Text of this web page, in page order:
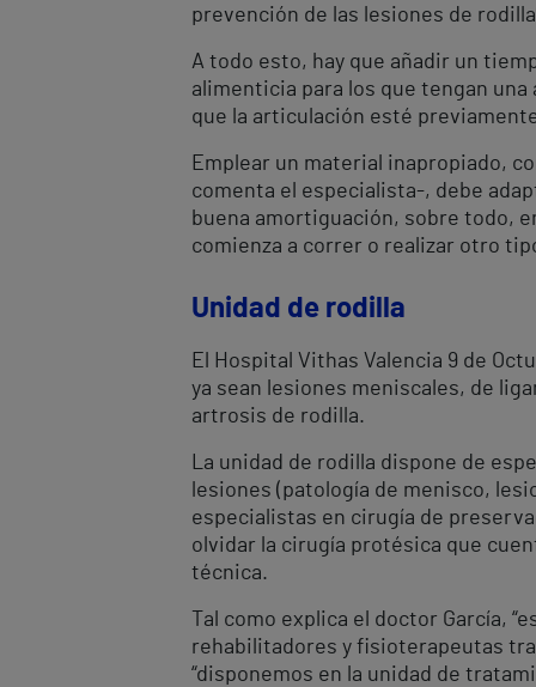
prevención de las lesiones de
A todo esto, hay que añadir un
alimenticia para los que tengan una
que la articulación esté
Emplear un material inapropiado,
comenta el especialista-, debe
buena amortiguación, sobre todo,
comienza a correr o realizar otro
Unidad de rodilla
El Hospital Vithas Valencia 9 de
ya sean lesiones meniscales, de
artrosis de rodilla.
La unidad de rodilla dispone de
lesiones (patología de menisco,
especialistas en cirugía de
olvidar la cirugía protésica que
técnica.
Tal como explica el doctor García,
rehabilitadores y fisioterapeutas
“disponemos en la unidad de